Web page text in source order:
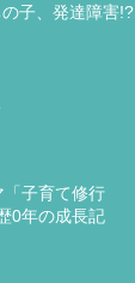
子、発達障害!?
子育て修行
0年の成長記